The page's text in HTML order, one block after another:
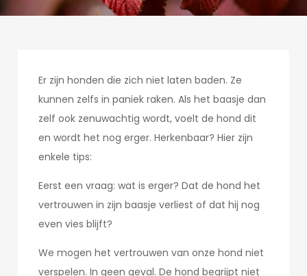
Er zijn honden die zich niet laten baden. Ze
kunnen zelfs in paniek raken. Als het baasje dan
zelf ook zenuwachtig wordt, voelt de hond dit
en wordt het nog erger. Herkenbaar? Hier zijn
enkele tips:
Eerst een vraag: wat is erger? Dat de hond het
vertrouwen in zijn baasje verliest of dat hij nog
even vies blijft?
We mogen het vertrouwen van onze hond niet
verspelen. In geen geval. De hond begrijpt niet